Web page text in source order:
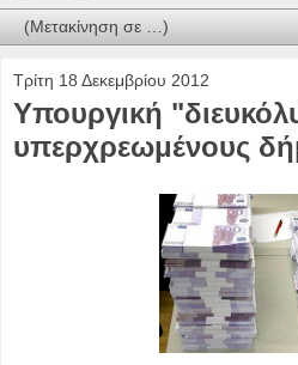
Τρίτη 18 Δεκεμβρίου 2012
Υπουργική
υπερχρεωμένους